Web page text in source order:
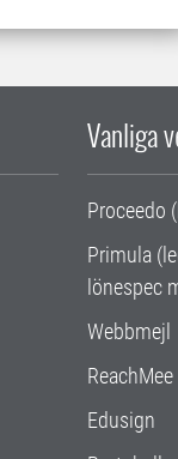
Vanliga
Proceedo
Primula
lönespec
Webbmejl
ReachMee
Edusign